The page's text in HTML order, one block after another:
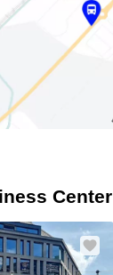
Center